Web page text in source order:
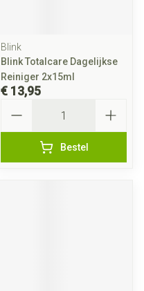
Blink
Blink Totalcare Dagelijkse
Reiniger 2x15ml
€ 13,95
Bestel